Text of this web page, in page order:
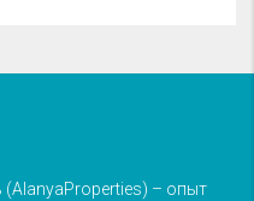
– опыт